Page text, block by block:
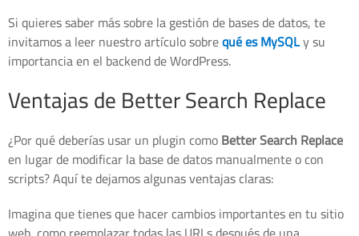
Si quieres saber más sobre la gestión de bases de datos, te
invitamos a leer nuestro artículo sobrequé es MySQLy su
importancia en el backend de WordPress.
Ventajas de Better Search Replace
¿Por qué deberías usar un plugin comoBetter Search Replace
en lugar de modificar la base de datos manualmente o con
scripts? Aquí te dejamos algunas ventajas claras:
Imagina que tienes que hacer cambios importantes en tu sitio